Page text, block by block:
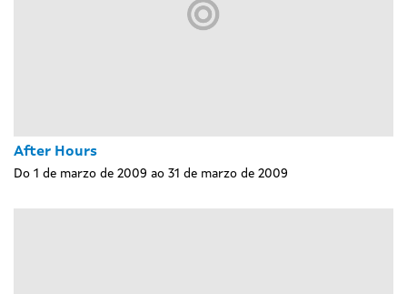
After Hours
Do 1 de marzo de 2009 ao 31 de marzo de 2009